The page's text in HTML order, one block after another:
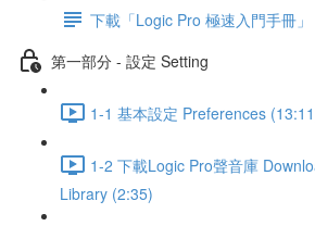
下載「Logic Pro 極速入門手冊」
第一部分 - 設定 Setting
1-1 基本設定 Preferences
1-2 下載Logic Pro聲音庫
Library (2:35)